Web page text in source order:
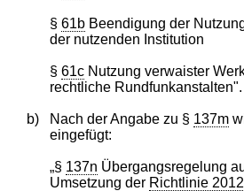
§ 61bBeendigung der
der nutzenden Institution
§ 61cNutzung verwaister
rechtliche Rundfunkanstalten".
b) Nach der Angabe zu § 137m
eingefügt:
„§ 137n Übergangsregelung
Umsetzung der Richtlinie